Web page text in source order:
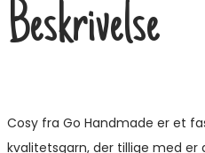
Beskrivelse
Cosy fra Go Handmade er et
kvalitetsgarn, der tillige med er